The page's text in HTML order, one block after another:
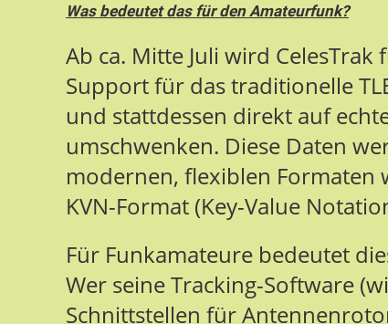
Was bedeutet das für den Amateurfunk?
Ab ca. Mitte Juli wird
Support für das traditionelle
und stattdessen direkt auf
umschwenken. Diese Daten
modernen, flexiblen Formaten
KVN-Format (Key-Value
Für Funkamateure bedeutet
Wer seine Tracking-Software
Schnittstellen für